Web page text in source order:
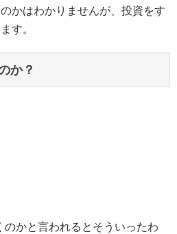
かはわかりませんが、投資をす
す。
か？
かと言われるとそういったわ